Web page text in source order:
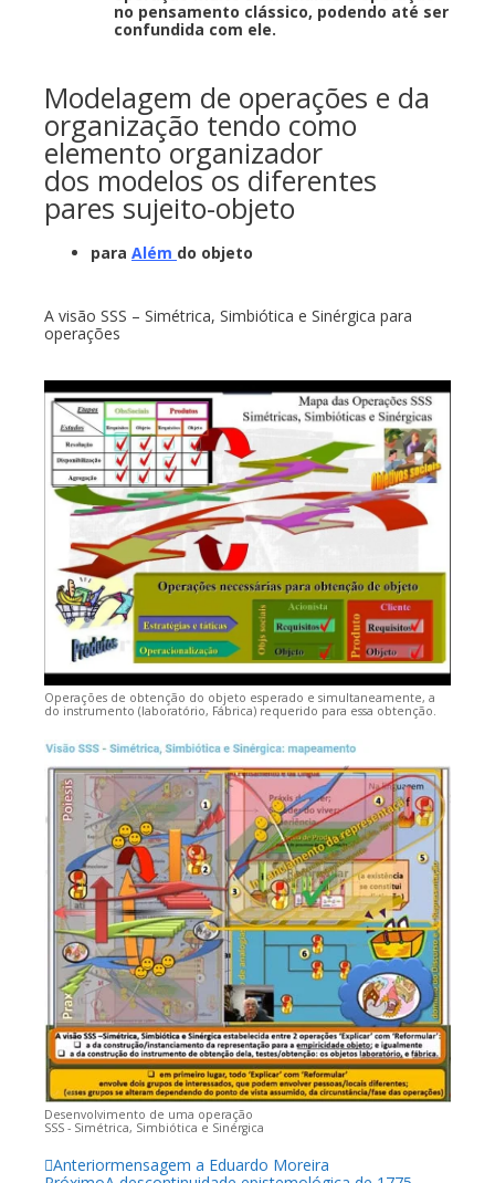
no pensamento clássico, podendo até ser
confundida com ele.
Modelagem de operações e da
organização tendo como
elemento organizador
dos modelos os diferentes
pares sujeito-objeto
para Além do objeto
A visão SSS – Simétrica, Simbiótica e Sinérgica para
operações
Operações de obtenção do objeto esperado e simultaneamente, a
do instrumento (laboratório, Fábrica) requerido para essa obtenção.
Desenvolvimento de uma operação
SSS - Simétrica, Simbiótica e Sinérgica
Anteriormensagem a Eduardo Moreira